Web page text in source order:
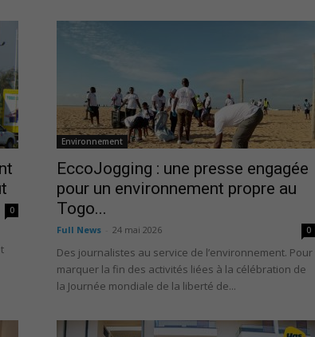
0
Environnement
EccoJogging : une presse engagée
pour un environnement propre au
Togo...
Full News 24 mai 2026 0
Des journalistes au service de l’environnement. Pour
marquer la fin des activités liées à la célébration de
la Journée mondiale de la liberté de...